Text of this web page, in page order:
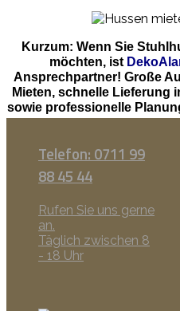
Kurzum: Wenn Sie
möchten, ist
Ansprechpartner! Große
Mieten, schnelle Lieferung
sowie professionelle
Telefon: 0711 99
88 45 44
Rufen Sie uns gerne
an.
Täglich zwischen 8
- 18 Uhr